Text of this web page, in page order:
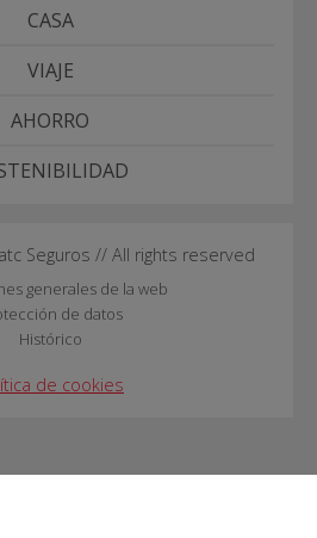
CASA
VIAJE
AHORRO
Seguros // All rights reserved
generales de la web
de datos
Histórico
de cookies